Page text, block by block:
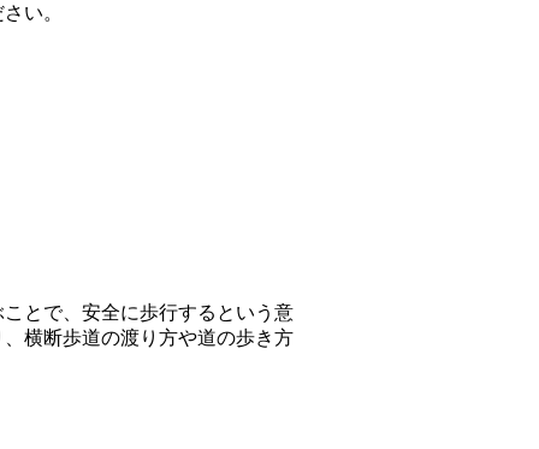
さい。
とで、安全に歩行するという意
横断歩道の渡り方や道の歩き方